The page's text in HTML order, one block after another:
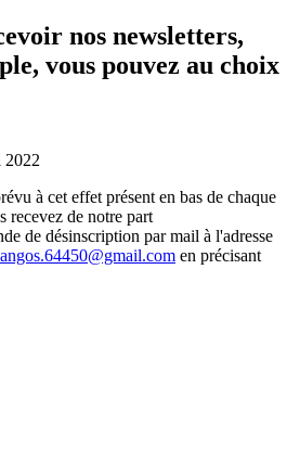
nos newsletters,
vous pouvez au choix
2022
à cet effet présent en bas de chaque
recevez de notre part
de désinscription par mail à l'adresse
en précisant